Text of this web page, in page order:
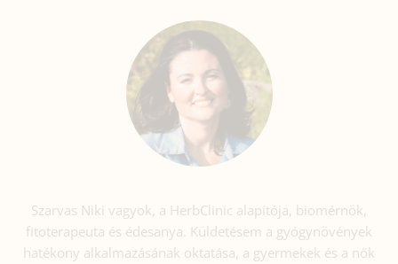
Szarvas Niki vagyok, a HerbClinic alapítója, biomérnök,
fitoterapeuta és édesanya. Küldetésem a gyógynövények
hatékony alkalmazásának oktatása, a gyermekek és a nők